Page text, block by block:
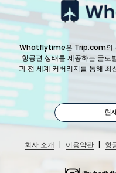
Whatflytime은 Trip.com의
항공편 상태를 제공하는 글로
과 전 세계 커버리지를 통해 최
현
회사 소개 | 이용약관 | 항